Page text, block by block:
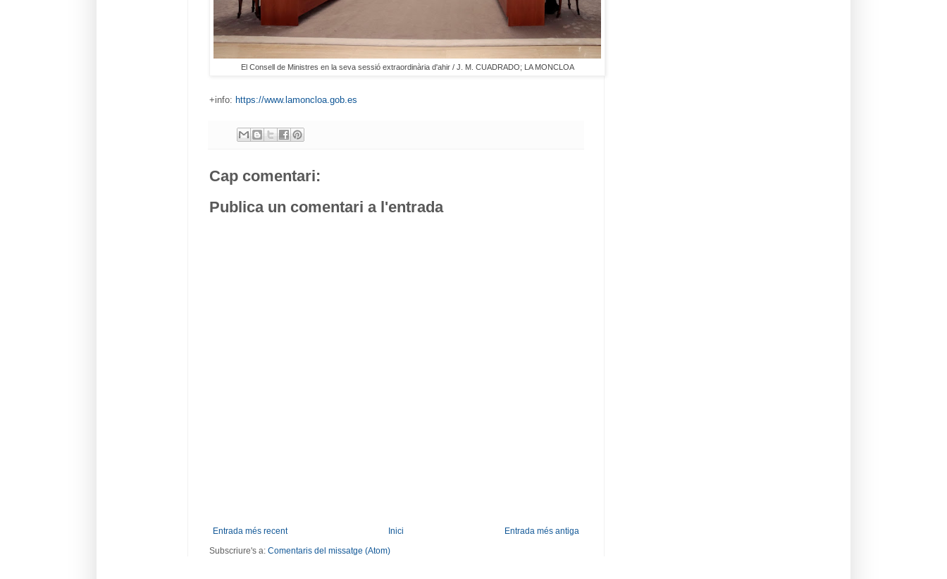
El Consell de Ministres en la seva sessió extraordinària d'ahir / J. M. CUADRADO; LA MONCLOA
+info: https://www.lamoncloa.gob.es
Cap comentari:
Publica un comentari a l'entrada
Entrada més recent Entrada més antiga
Inici
Subscriure's a: Comentaris del missatge (Atom)